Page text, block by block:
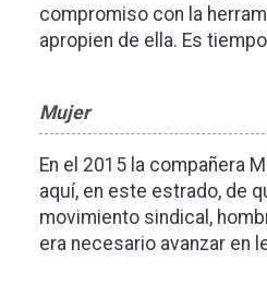
compromiso con la
apropien de ella. Es
Mujer
En el 2015 la compañera
aquí, en este estrado, de
movimiento sindical,
era necesario avanzar en